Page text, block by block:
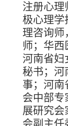
注册心理
极心理学
理咨询师
师；华西
河南省妇
秘书；河
事；河南
会中部专
展研究会
会副主任